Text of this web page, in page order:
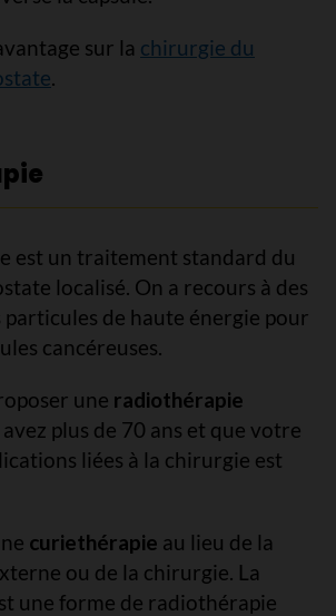
sur la chirurgie du
.
est un traitement standard du
localisé. On a recours à des
particules de haute énergie pour
cancéreuses.
une radiothérapie
plus de 70 ans et que votre
liées à la chirurgie est
curiethérapie au lieu de la
ou de la chirurgie. La
une forme de radiothérapie